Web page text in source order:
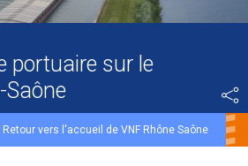
portuaire sur le
Saône
Retour vers l'accueil de VNF Rhône Saône